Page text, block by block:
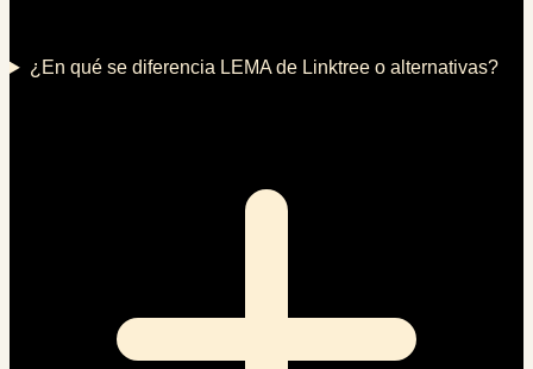
¿En qué se diferencia LEMA de Linktree o alternativas?